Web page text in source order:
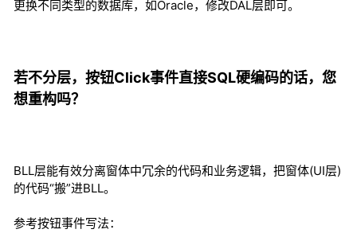
更换不同类型的数据库，如Oracle，修改DAL层即可。
若不分层，按钮Click事件直接SQL硬编码的话，您
想重构吗？
BLL层能有效分离窗体中冗余的代码和业务逻辑，把窗体(UI层)
的代码“搬”进BLL。
参考按钮事件写法：